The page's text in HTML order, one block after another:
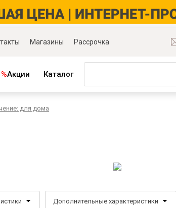
Магазины Рассрочка
%Акции Каталог
мебель
спальни
столовой
группы
Наматрасники
Плед
Постельное бельё
для дома
Дополнительные характеристики